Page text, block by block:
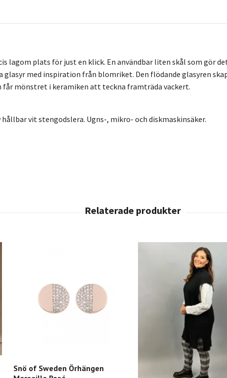
lagom plats för just en klick. En användbar liten skål som gör
glasyr med inspiration från blomriket. Den flödande glasyren
får mönstret i keramiken att teckna framträda vackert.
vit stengodslera. Ugns-, mikro- och diskmaskinsäker.
Snö of Sweden Örhängen